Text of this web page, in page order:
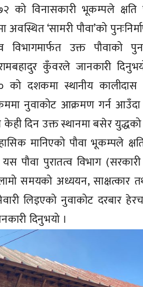
को विनासकारी भूकम्पले क्षति
अवस्थित ‘सामरी पौवा’को
उक्त पौवाको
कुँवरले जानकारी
दशकमा स्थानीय
नुवाकोट आक्रमण गर्न आउँदा
दिन उक्त स्थानमा बसेर
मानिएको पौवा भूकम्पले
पौवा पुरातत्व विभाग (सरकारी
समयको अध्ययन, साक्षत्कार
लिइएको नुवाकोट दरबार
दिनुभयो ।